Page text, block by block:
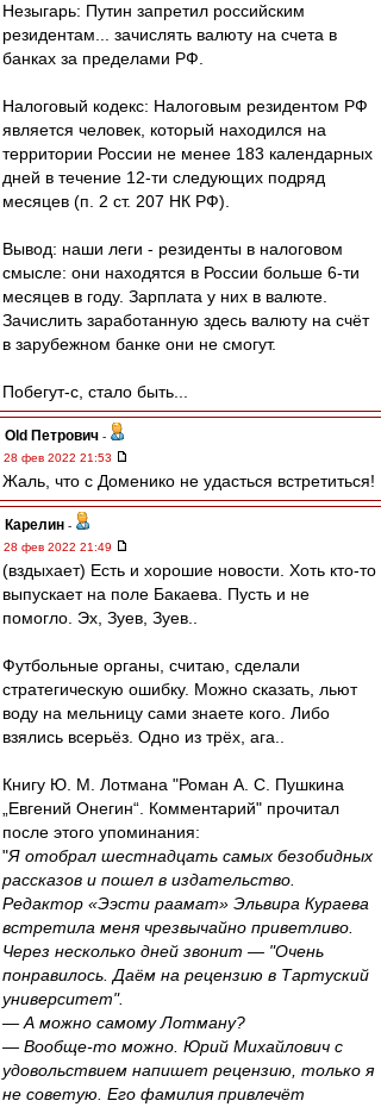
Незыгарь: Путин запретил российским
резидентам... зачислять валюту на счета в
банках за пределами РФ.
Налоговый кодекс: Налоговым резидентом РФ
является человек, который находился на
территории России не менее 183 календарных
дней в течение 12-ти следующих подряд
месяцев (п. 2 ст. 207 НК РФ).
Вывод: наши леги - резиденты в налоговом
смысле: они находятся в России больше 6-ти
месяцев в году. Зарплата у них в валюте.
Зачислить заработанную здесь валюту на счёт
в зарубежном банке они не смогут.
Побегут-с, стало быть...
Old Петрович -
28 фев 2022 21:53
Жаль, что с Доменико не удасться встретиться!
Карелин -
28 фев 2022 21:49
(вздыхает) Есть и хорошие новости. Хоть кто-то
выпускает на поле Бакаева. Пусть и не
помогло. Эх, Зуев, Зуев..
Футбольные органы, считаю, сделали
стратегическую ошибку. Можно сказать, льют
воду на мельницу сами знаете кого. Либо
взялись всерьёз. Одно из трёх, ага..
Книгу Ю. М. Лотмана "Роман А. С. Пушкина
„Евгений Онегин“. Комментарий" прочитал
после этого упоминания:
"Я отобрал шестнадцать самых безобидных
рассказов и пошел в издательство.
Редактор «Ээсти раамат» Эльвира Кураева
встретила меня чрезвычайно приветливо.
Через несколько дней звонит — "Очень
понравилось. Даём на рецензию в Тартуский
университет".
— А можно самому Лотману?
— Вообще-то можно. Юрий Михайлович с
удовольствием напишет рецензию, только я
не советую. Его фамилия привлечёт